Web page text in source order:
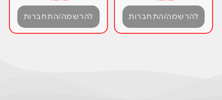
להרשמה/התחברות להרשמה/התחברות